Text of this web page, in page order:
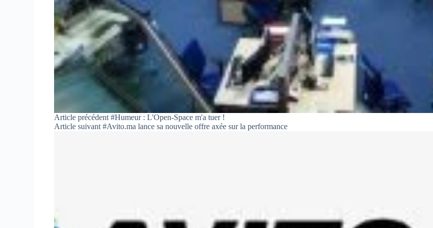
Article précédent#Humeur : L'Open-Space m'a tuer !
Article suivant#Avito.ma lance sa nouvelle offre axée sur la performance